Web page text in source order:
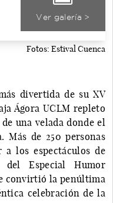
Ver galería >
Fotos: Estival Cuenca
divertida de su XV
Ágora UCLM repleto
una velada donde el
Más de 250 personas
los espectáculos de
Especial Humor
convirtió la penúltima
celebración de la